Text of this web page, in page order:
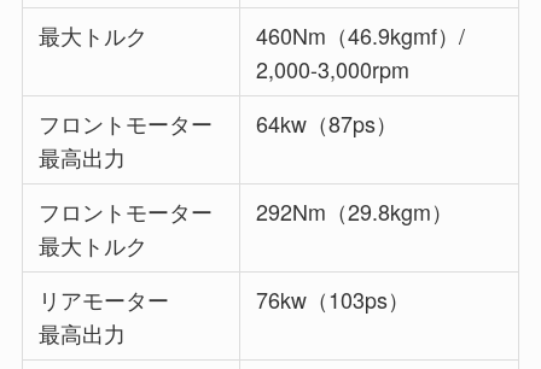
最大トルク
460Nm（46.9kgmf）/
2,000-3,000rpm
フロントモーター
最高出力
64kw（87ps）
フロントモーター
最大トルク
292Nm（29.8kgm）
リアモーター
最高出力
76kw（103ps）